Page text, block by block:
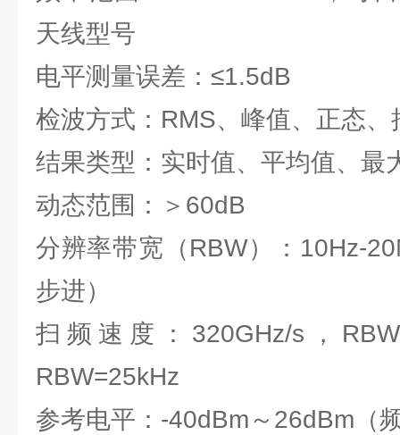
天线型号
电平测量误差：≤1.5dB
检波方式：RMS、峰值、正态、
结果类型：实时值、平均值、最
动态范围：＞60dB
分辨率带宽（RBW）：10Hz-
步进）
扫频速度：320GHz/s，
RBW=25kHz
参考电平：-40dBm～26dBm（